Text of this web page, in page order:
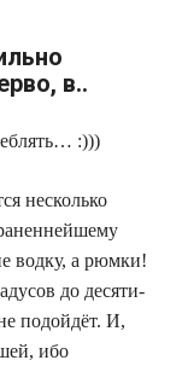
в..
:)))
несколько
водку, а рюмки!
до десяти-
подойдёт. И,
ибо